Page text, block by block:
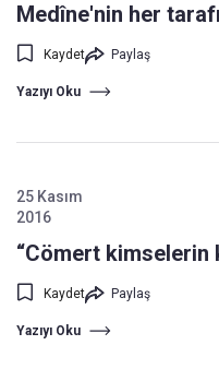
Medîne'nin her
Kaydet Paylaş
Yazıyı Oku
25 Kasım
2016
“Cömert kimselerin
Kaydet Paylaş
Yazıyı Oku